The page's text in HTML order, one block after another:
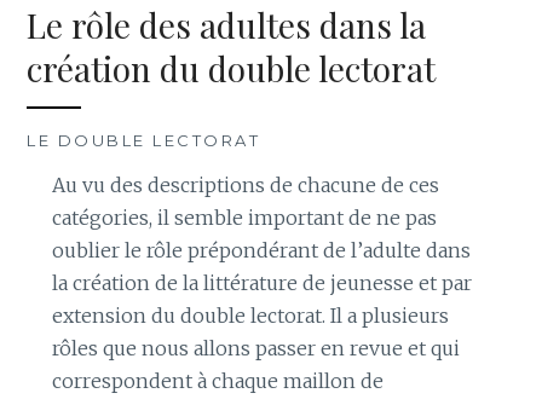
Le rôle des adultes dans la
création du double lectorat
LE DOUBLE LECTORAT
Au vu des descriptions de chacune de ces
catégories, il semble important de ne pas
oublier le rôle prépondérant de l’adulte dans
la création de la littérature de jeunesse et par
extension du double lectorat. Il a plusieurs
rôles que nous allons passer en revue et qui
correspondent à chaque maillon de